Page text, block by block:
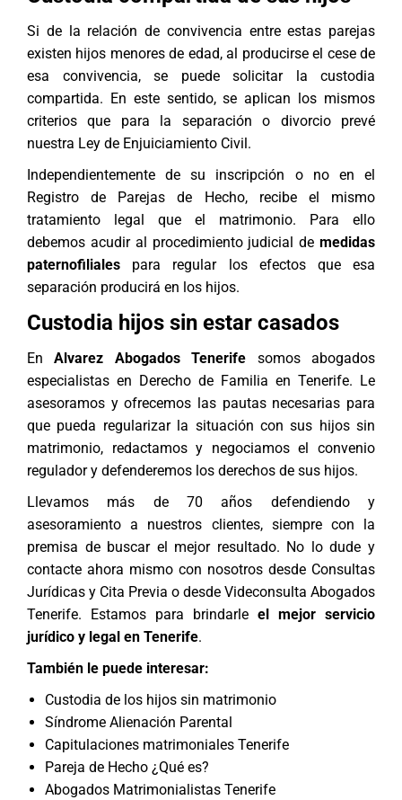
Si de la relación de convivencia entre estas parejas
existen hijos menores de edad, al producirse el cese de
esa convivencia, se puede solicitar la custodia
compartida. En este sentido, se aplican los mismos
criterios que para la separación o divorcio prevé
nuestra Ley de Enjuiciamiento Civil.
Independientemente de su inscripción o no en el
Registro de Parejas de Hecho, recibe el mismo
tratamiento legal que el matrimonio. Para ello
debemos acudir al procedimiento judicial de medidas
paternofiliales para regular los efectos que esa
separación producirá en los hijos.
Custodia hijos sin estar casados
EnAlvarez Abogados Tenerife somosabogados
especialistas en Derecho de Familia en Tenerife. Le
asesoramos y ofrecemos las pautas necesarias para
que pueda regularizar la situación con sus hijos sin
matrimonio, redactamos y negociamos el convenio
regulador y defenderemos los derechos de sus hijos.
Llevamos más de 70 años defendiendo y
asesoramiento a nuestros clientes, siempre con la
premisa de buscar el mejor resultado. No lo dude y
contacte ahora mismo con nosotros desde Consultas
Jurídicas y Cita Previa o desde Videconsulta Abogados
Tenerife. Estamos para brindarle el mejor servicio
jurídico y legal en Tenerife.
También le puede interesar:
Custodia de los hijos sin matrimonio
Síndrome Alienación Parental
Capitulaciones matrimoniales Tenerife
Pareja de Hecho ¿Qué es?
Abogados Matrimonialistas Tenerife